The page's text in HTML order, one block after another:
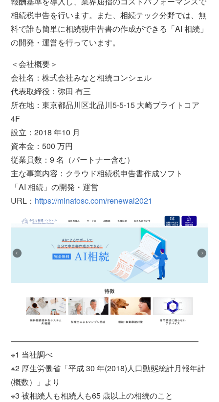
相続税申告を行います。また、相続テック分野では、無
料で誰も簡単に相続税申告書の作成ができる「AI 相続」
の開発・運営を行っています。
＜会社概要＞
会社名：株式会社みなと相続コンシェル
代表取締役：弥田 有三
所在地：東京都品川区北品川5-5-15 大崎ブライトコア
4F
設立：2018 年10 月
資本金：500 万円
従業員数：9 名（パートナー含む）
主な事業内容：クラウド相続税申告書作成ソフト
「AI 相続」の開発・運営
URL： https://minatosc.com/renewal2021
————————————————————————
※1 当社調べ
※2 厚生労働省「平成 30 年(2018)人口動態統計月報年計
(概数）」より
※3 被相続人も相続人も65 歳以上の相続のこと